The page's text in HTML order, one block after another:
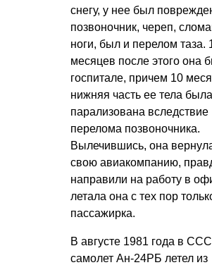
снегу, у нее был
позвоночник, череп,
ноги, был и перелом таза.
месяцев после этого она
госпитале, причем 10
нижняя часть ее тела была
парализована вследствие
перелома позвоночника.
Вылечившись, она
свою авиакомпанию,
направили на работу в
летала она с тех пор
пассажирка.
В августе 1981 года в
самолет Ан-24РБ летел из